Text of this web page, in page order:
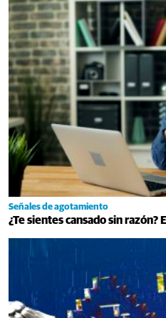
Señales de agotamiento
¿Te sientes cansado sin razón?